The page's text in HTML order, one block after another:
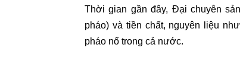
Thời gian gần đây, Đại chuyên
pháo) và tiền chất, nguyên liệu
pháo nổ trong cả nước.